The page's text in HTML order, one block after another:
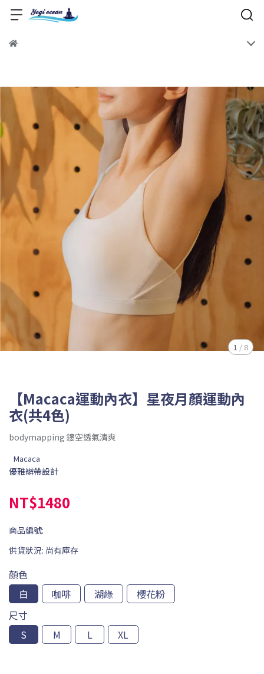
1 / 8
【Macaca運動內衣】星夜月顏運動內
衣(共4色)
bodymapping 鏤空透氣清爽
Macaca
優雅辮帶設計
NT$1480
商品編號:
供貨狀況: 尚有庫存
顏色
白
咖啡 湖綠
櫻花粉
尺寸
S
M L XL